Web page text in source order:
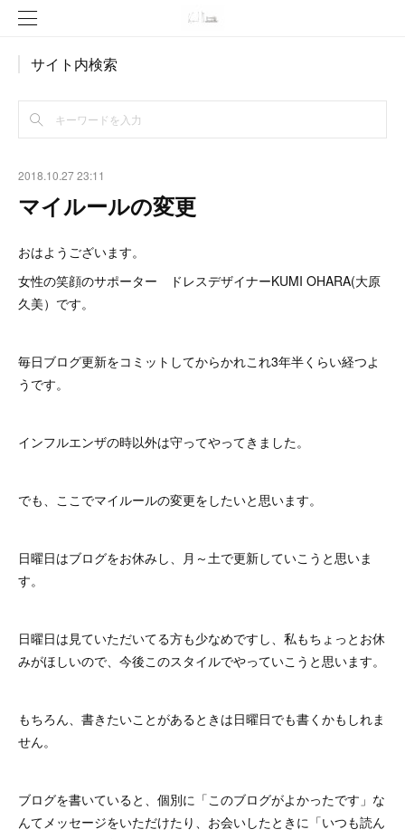
サイト内検索
2018.10.27 23:11
マイルールの変更
おはようございます。
女性の笑顔のサポーター ドレスデザイナーKUMI OHARA(大原
久美）です。
毎日ブログ更新をコミットしてからかれこれ3年半くらい経つよ
うです。
インフルエンザの時以外は守ってやってきました。
でも、ここでマイルールの変更をしたいと思います。
日曜日はブログをお休みし、月～土で更新していこうと思いま
す。
日曜日は見ていただいてる方も少なめですし、私もちょっとお休
みがほしいので、今後このスタイルでやっていこうと思います。
もちろん、書きたいことがあるときは日曜日でも書くかもしれま
せん。
ブログを書いていると、個別に「このブログがよかったです」な
んてメッセージをいただけたり、お会いしたときに「いつも読ん